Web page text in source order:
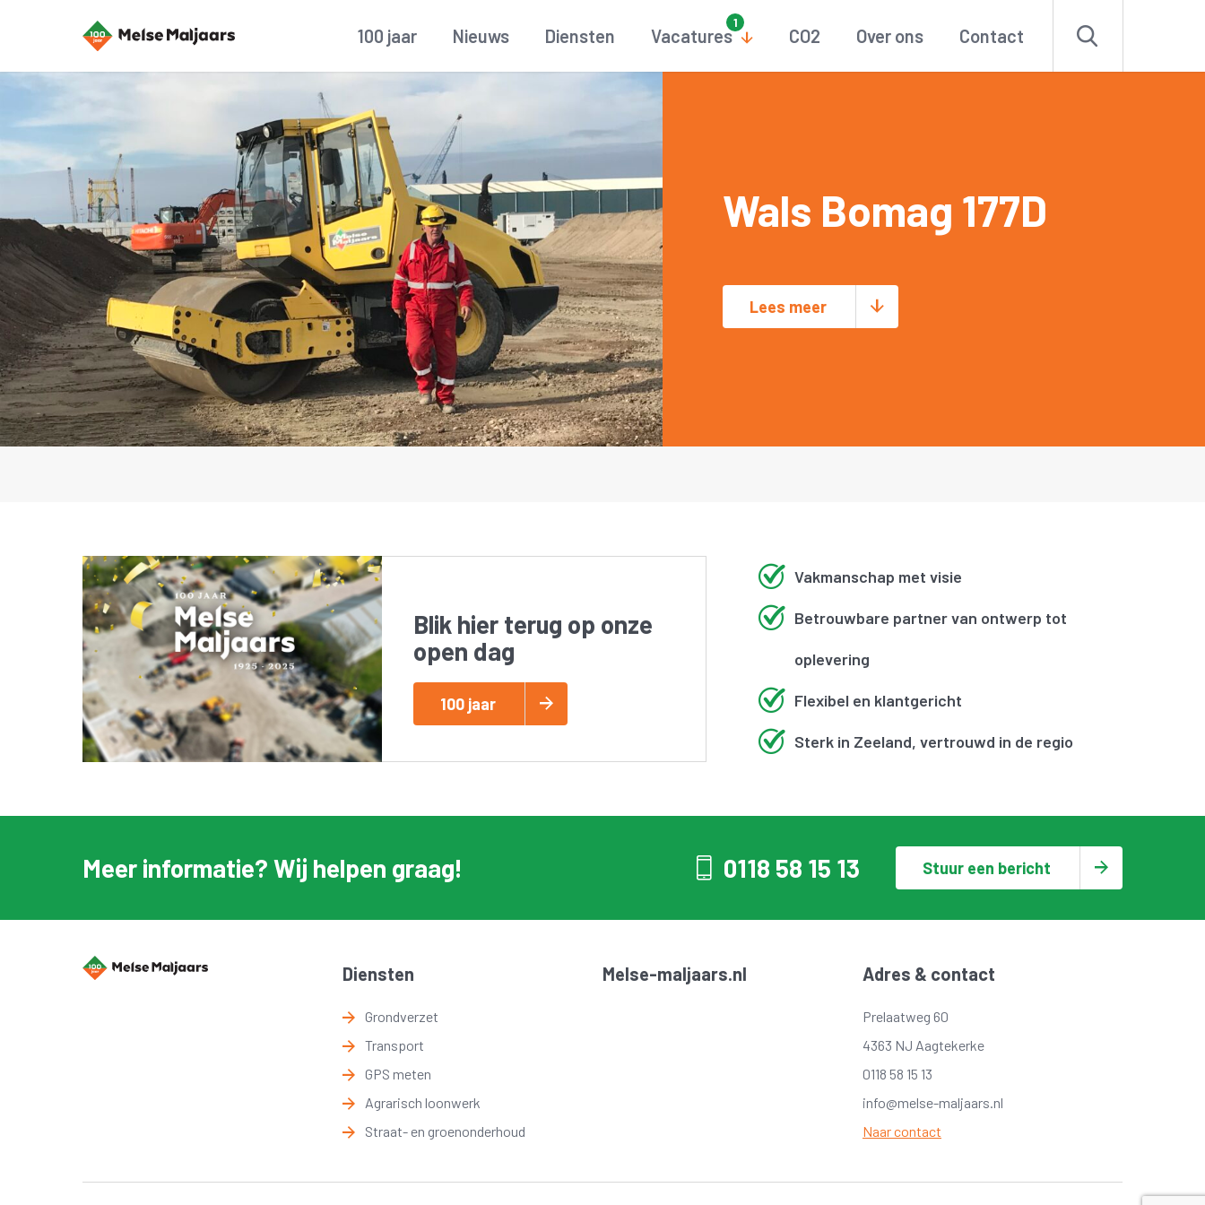
100 jaar Nieuws Diensten Vacatures CO2 Over ons Contact
Wals Bomag 177D
Lees meer
Blik hier terug op onze
open dag
100 jaar
Vakmanschap met visie
Betrouwbare partner van ontwerp tot
oplevering
Flexibel en klantgericht
Sterk in Zeeland, vertrouwd in de regio
Meer informatie? Wij helpen graag! 0118 58 15 13 Stuur een bericht
Diensten
Grondverzet
Transport
GPS meten
Agrarisch loonwerk
Straat- en groenonderhoud
Melse-maljaars.nl Adres & contact
Prelaatweg 60
4363 NJ Aagtekerke
0118 58 15 13
info@melse-maljaars.nl
Naar contact